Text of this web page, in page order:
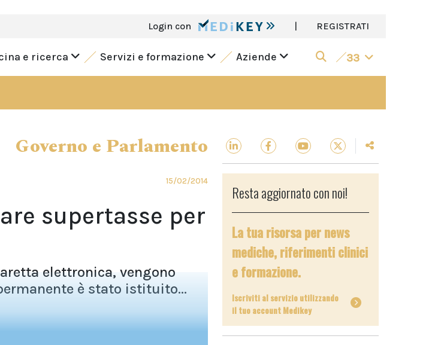
Login con | REGISTRATI
e ricerca Servizi e formazione Aziende 33
Governo e Parlamento
15/02/2014
supertasse per
elettronica, vengono
è stato istituito...
Resta aggiornato con noi!
La tua risorsa per news
mediche, riferimenti clinici
e formazione.
Iscriviti al servizio utilizzando
il tuo account Medikey